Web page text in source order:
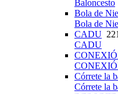
Baloncesto
Bola de
Bola de
CADU 221
CADU
Córrete la
Córrete la